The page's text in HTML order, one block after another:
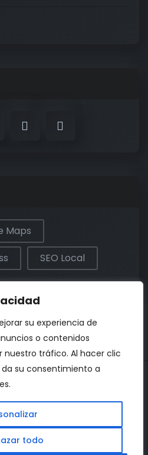
su experiencia de
o contenidos
nuestro tráfico. Al hacer clic
su consentimiento a
todo
Maps
SEO Local
derechos reservados.